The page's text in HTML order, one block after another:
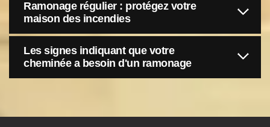
Ramonage régulier : protégez votre
maison des incendies
Les signes indiquant que votre
cheminée a besoin d'un ramonage